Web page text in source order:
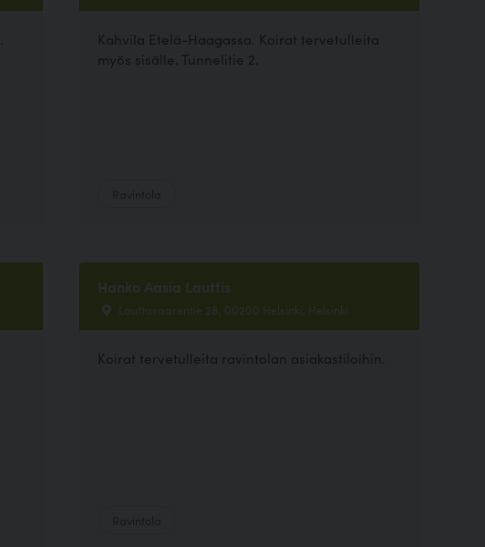
Kahvila Etelä-Haagassa. Koirat tervetulleita
myös sisälle. Tunnelitie 2.
Hanko Aasia Lauttis
Lauttasaarentie 28, 00200 Helsinki, Helsinki
Koirat tervetulleita ravintolan asiakastiloihin.